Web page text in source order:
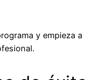
y empieza a